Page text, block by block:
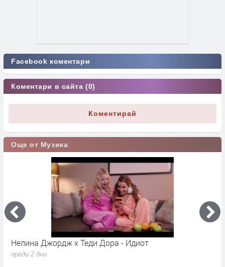
Facebook коментари
Коментари в сайта (0)
Коментирай
Още от Музика
Нелина Джордж x Теди Дора - Идиот
преди 2 дни